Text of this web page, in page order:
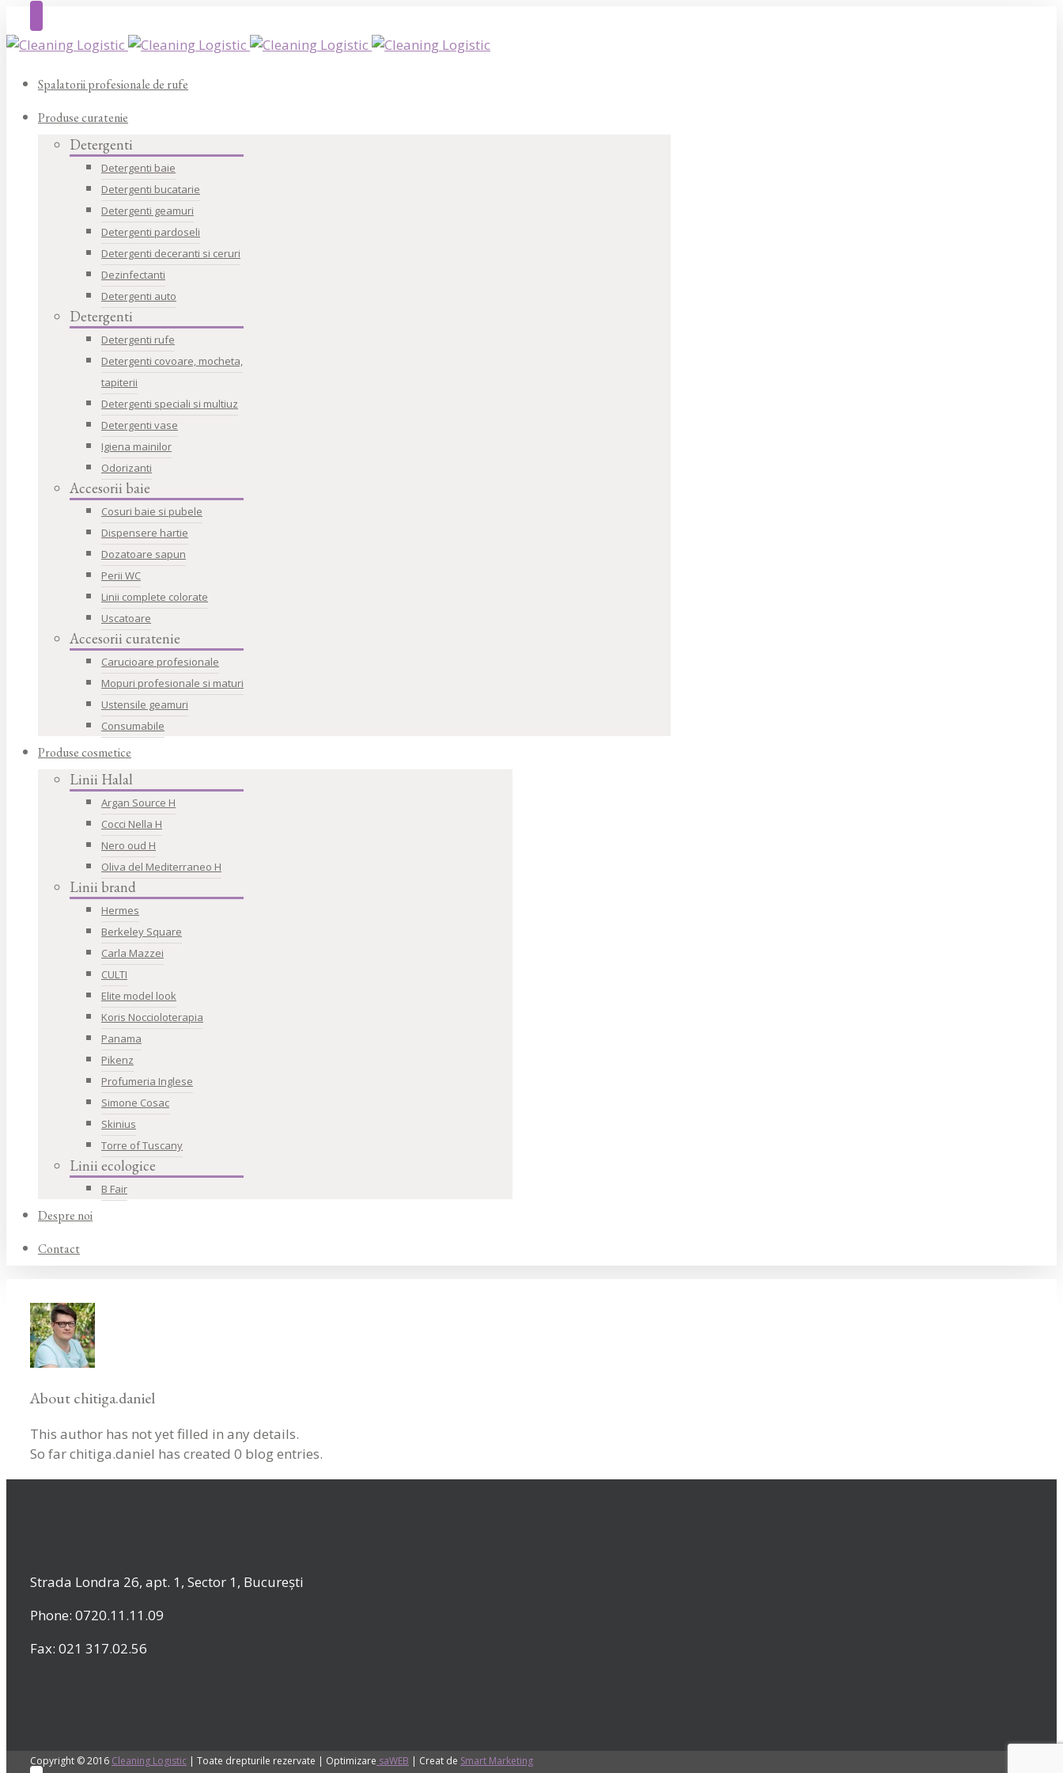
Spalatorii profesionale de rufe
Produse curatenie
Detergenti
Detergenti baie
Detergenti bucatarie
Detergenti geamuri
Detergenti pardoseli
Detergenti deceranti si ceruri
Dezinfectanti
Detergenti auto
Detergenti
Detergenti rufe
Detergenti covoare, mocheta,
tapiterii
Detergenti speciali si multiuz
Detergenti vase
Igiena mainilor
Odorizanti
Accesorii baie
Cosuri baie si pubele
Dispensere hartie
Dozatoare sapun
Perii WC
Linii complete colorate
Uscatoare
Accesorii curatenie
Carucioare profesionale
Mopuri profesionale si maturi
Ustensile geamuri
Consumabile
Produse cosmetice
Linii Halal
Argan Source H
Cocci Nella H
Nero oud H
Oliva del Mediterraneo H
Linii brand
Hermes
Berkeley Square
Carla Mazzei
CULTI
Elite model look
Koris Noccioloterapia
Panama
Pikenz
Profumeria Inglese
Simone Cosac
Skinius
Torre of Tuscany
Linii ecologice
B Fair
Despre noi
Contact
Aboutchitiga.daniel
This author has not yet filled in any details.
So far chitiga.daniel has created 0 blog entries.
Strada Londra 26, apt. 1, Sector 1, București
Phone: 0720.11.11.09
Fax: 021 317.02.56
Copyright © 2016 Cleaning Logistic | Toate drepturile rezervate | Optimizare saWEB | Creat de Smart Marketing